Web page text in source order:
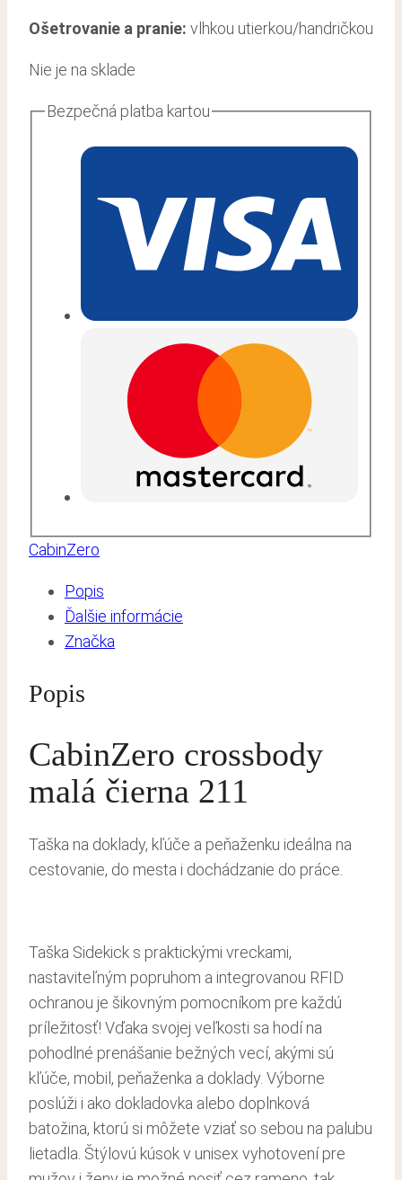
Ošetrovanie a pranie: vlhkou utierkou/handričkou
Nie je na sklade
Bezpečná platba kartou
CabinZero
Popis
Ďalšie informácie
Značka
Popis
CabinZero crossbody
malá čierna 211
Taška na doklady, kľúče a peňaženku ideálna na
cestovanie, do mesta i dochádzanie do práce.
Taška Sidekick s praktickými vreckami,
nastaviteľným popruhom a integrovanou RFID
ochranou je šikovným pomocníkom pre každú
príležitosť! Vďaka svojej veľkosti sa hodí na
pohodlné prenášanie bežných vecí, akými sú
kľúče, mobil, peňaženka a doklady. Výborne
poslúži i ako dokladovka alebo doplnková
batožina, ktorú si môžete vziať so sebou na palubu
lietadla. Štýlovú kúsok v unisex vyhotovení pre